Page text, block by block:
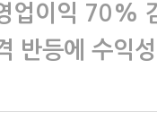
업이익 70%
반등에 수익